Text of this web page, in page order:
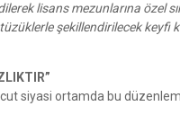
lisans mezunlarına özel
tüzüklerle şekillendirilecek
siyasi ortamda bu